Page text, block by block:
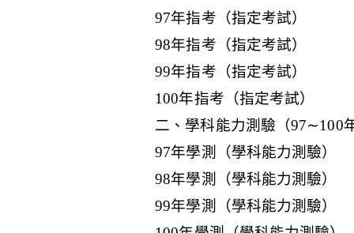
97年指考（指定考試）
98年指考（指定考試）
99年指考（指定考試）
100年指考（指定考試）
二、學科能力測驗（97∼100
97年學測（學科能力測驗）
98年學測（學科能力測驗）
99年學測（學科能力測驗）